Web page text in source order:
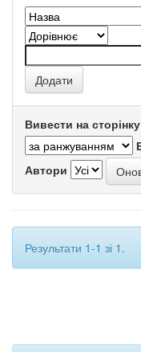
Вивести на сторінку
Автори
Результати 1-1 зі 1.